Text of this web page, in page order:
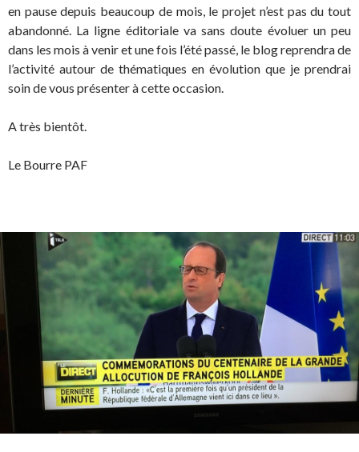
en pause depuis beaucoup de mois, le projet n’est pas du tout
abandonné. La ligne éditoriale va sans doute évoluer un peu
dans les mois à venir et une fois l’été passé, le blog reprendra de
l’activité autour de thématiques en évolution que je prendrai
soin de vous présenter à cette occasion.
A très bientôt.
Le Bourre PAF